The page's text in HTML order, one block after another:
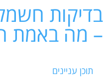
בדיקות
– מה באמת
תוכן עניינים